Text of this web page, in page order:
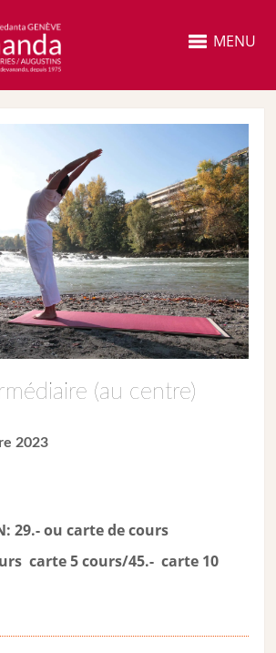
MENU
(au centre)
2023
29.- ou carte de cours
carte 5 cours/45.- carte 10